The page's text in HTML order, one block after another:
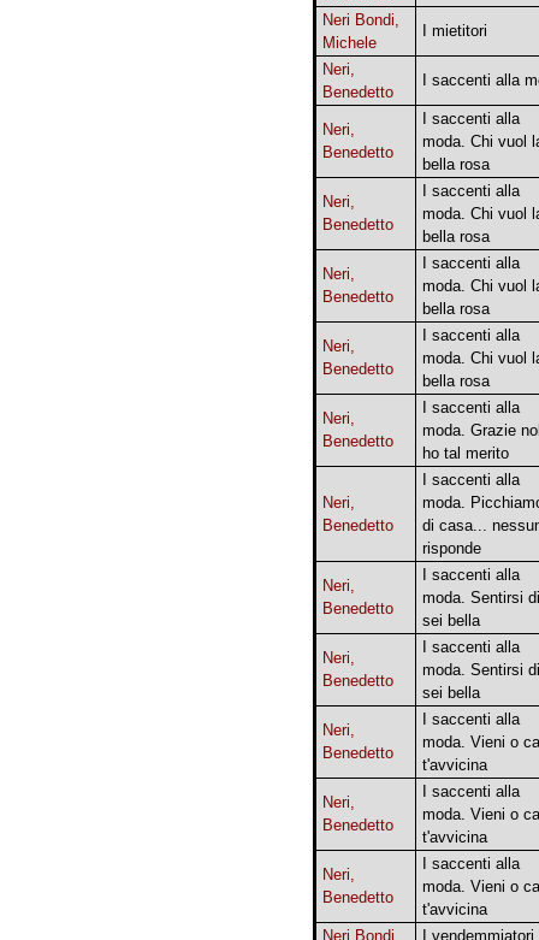
Neri Bondi,
Michele
I mietitori
Neri,
Benedetto
I saccenti alla
Neri,
Benedetto
I saccenti alla
moda. Chi vuol
bella rosa
Neri,
Benedetto
I saccenti alla
moda. Chi vuol
bella rosa
Neri,
Benedetto
I saccenti alla
moda. Chi vuol
bella rosa
Neri,
Benedetto
I saccenti alla
moda. Chi vuol
bella rosa
Neri,
Benedetto
I saccenti alla
moda. Grazie
ho tal merito
Neri,
Benedetto
I saccenti alla
moda.
di casa...
risponde
Neri,
Benedetto
I saccenti alla
moda. Sentirsi
sei bella
Neri,
Benedetto
I saccenti alla
moda. Sentirsi
sei bella
Neri,
Benedetto
I saccenti alla
moda. Vieni o
t'avvicina
Neri,
Benedetto
I saccenti alla
moda. Vieni o
t'avvicina
Neri,
Benedetto
I saccenti alla
moda. Vieni o
t'avvicina
Neri Bondi,
I vendemmiatori